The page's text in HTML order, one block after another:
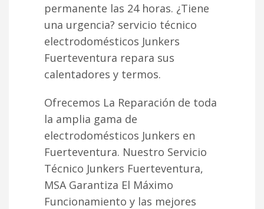
permanente las 24 horas. ¿Tiene
una urgencia? servicio técnico
electrodomésticos Junkers
Fuerteventura repara sus
calentadores y termos.
Ofrecemos La Reparación de toda
la amplia gama de
electrodomésticos Junkers en
Fuerteventura. Nuestro Servicio
Técnico Junkers Fuerteventura,
MSA Garantiza El Máximo
Funcionamiento y las mejores